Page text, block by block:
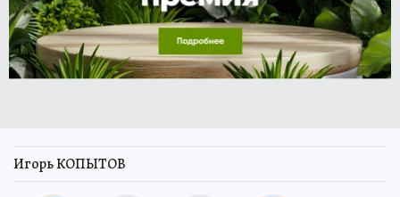
Игорь КОПЫТОВ